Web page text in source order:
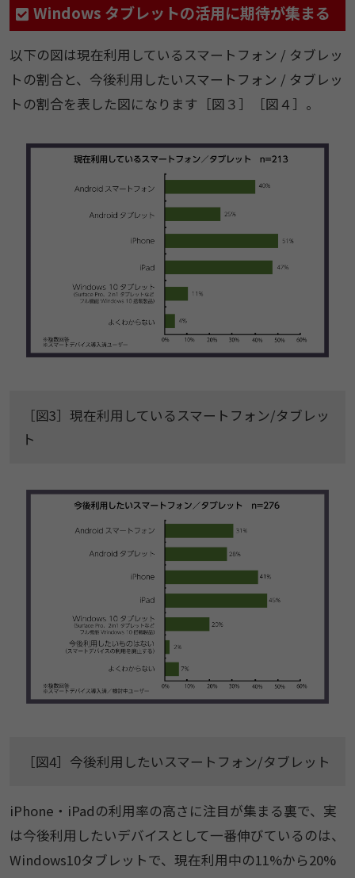
Windows タブレットの活用に期待が集まる
以下の図は現在利用しているスマートフォン / タブレッ
トの割合と、今後利用したいスマートフォン / タブレッ
トの割合を表した図になります［図３］［図４］。
［図3］現在利用しているスマートフォン/タブレッ
ト
［図4］今後利用したいスマートフォン/タブレット
iPhone・iPadの利用率の高さに注目が集まる裏で、実
は今後利用したいデバイスとして一番伸びているのは、
Windows10タブレットで、現在利用中の11%から20%